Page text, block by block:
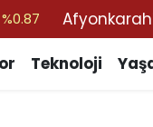
%0.18
%0.32Teknoloji